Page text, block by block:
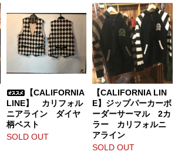
【CALIFORNIA
LINE】 カリフォル
ニアライン ダイヤ
柄ベスト
SOLD OUT
【CALIFORNIA LIN
E】ジップパーカーボ
ーダーサーマル 2カ
ラー カリフォルニ
アライン
SOLD OUT